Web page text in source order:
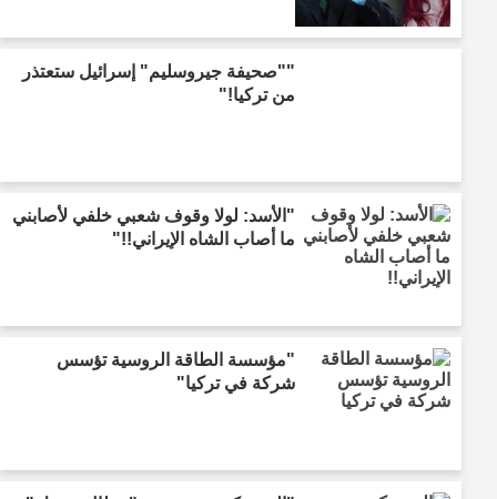
""صحيفة جيروسليم" إسرائيل ستعتذر
من تركيا!"
"الأسد: لولا وقوف شعبي خلفي لأصابني
ما أصاب الشاه الإيراني!!"
"مؤسسة الطاقة الروسية تؤسس
شركة في تركيا"